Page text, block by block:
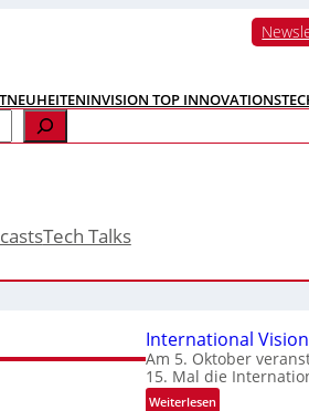
INVISION TOP INNOVATIONS
Tech Talks
International
Am 5. Oktober
15. Mal die
Weiterlesen: